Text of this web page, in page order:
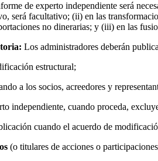
de experto independiente será
será facultativo; (ii) en las
no dinerarias; y (iii) en las
Los administradores deberán
estructural;
a los socios, acreedores y
independiente, cuando proceda,
cuando el acuerdo de
(o titulares de acciones o